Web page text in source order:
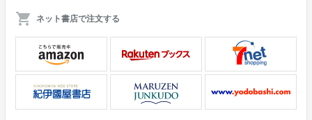
ネット書店で注文する